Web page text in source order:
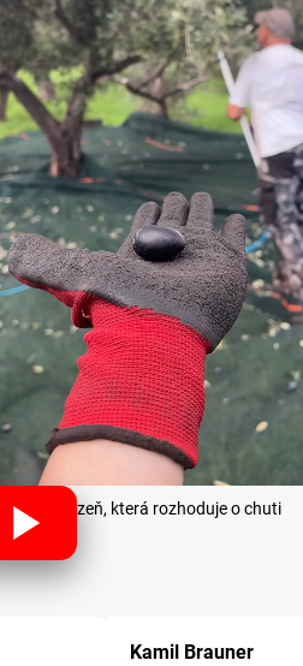
Sklizeň, která rozhoduje o chuti
Kamil Brauner